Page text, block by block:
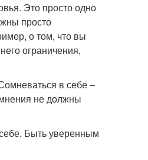
Это просто одно
просто
о том, что вы
ограничения,
в себе –
не должны
себе. Быть уверенным